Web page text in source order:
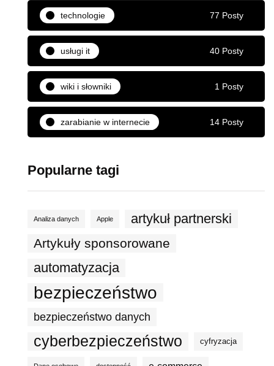
technologie 77 Posty
usługi it 40 Posty
wiki i słowniki 1 Posty
zarabianie w internecie 14 Posty
Popularne tagi
Analiza danych Apple artykuł partnerski
Artykuły sponsorowane
automatyzacja
bezpieczeństwo
bezpieczeństwo danych
cyberbezpieczeństwo cyfryzacja